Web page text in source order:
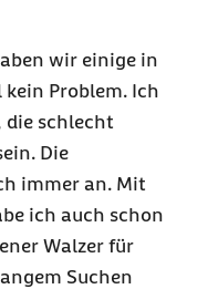
wir einige in
kein Problem. Ich
die schlecht
Die
immer an. Mit
ich auch schon
Walzer für
Suchen